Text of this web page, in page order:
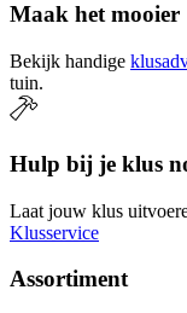
Maak het mooier
Bekijk handige
tuin.
Hulp bij je klus
Laat jouw klus
Klusservice
Assortiment